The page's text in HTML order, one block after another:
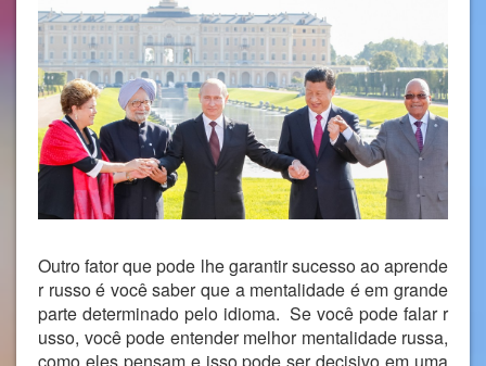
Outro fator que pode lhe garantir sucesso ao aprende
r russo é você saber que a mentalidade é em grande
parte determinado pelo idioma. Se você pode falar r
usso, você pode entender melhor mentalidade russa,